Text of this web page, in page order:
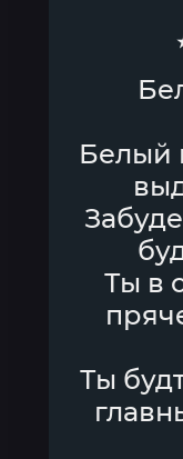
Белый
Ты в
Ты